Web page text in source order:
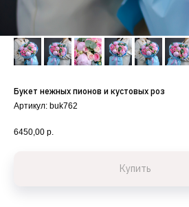
Букет нежных пионов и кустовых роз
Артикул: buk762
6450,00 р.
Купить